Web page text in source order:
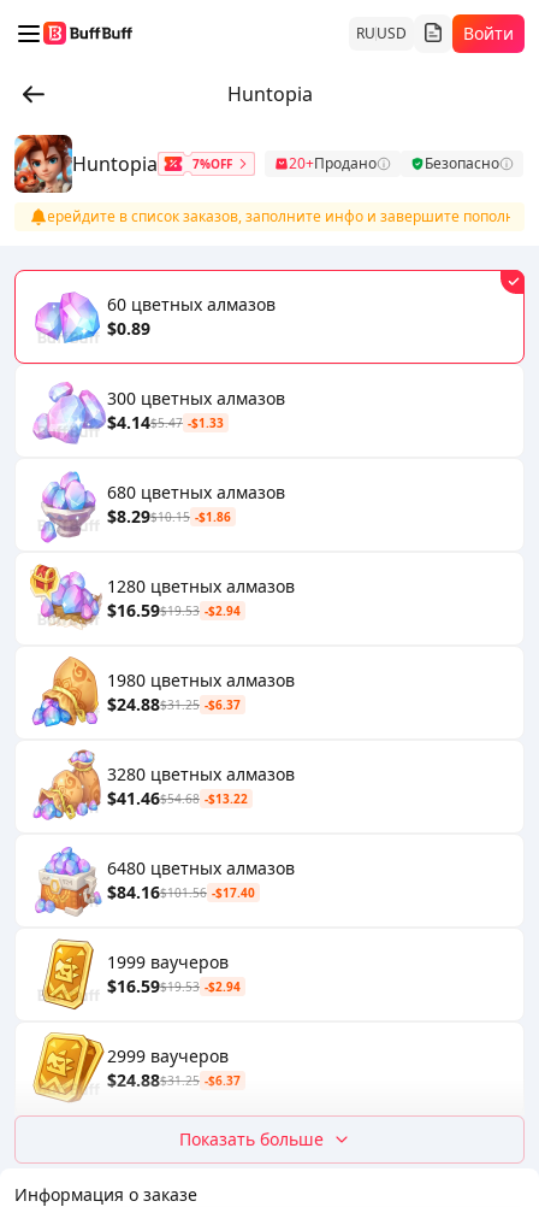
RUUSD Войти
Huntopia
Информация о заказе
Huntopia 7%OFF 20+Продано Безопасно
перейдите в список заказов, заполните инфо и завершите пополнение
60 цветных алмазов
$0.89
300 цветных алмазов
$4.14$5.47 -$1.33
680 цветных алмазов
$8.29$10.15 -$1.86
1280 цветных алмазов
$16.59$19.53 -$2.94
1980 цветных алмазов
$24.88$31.25 -$6.37
3280 цветных алмазов
$41.46$54.68 -$13.22
6480 цветных алмазов
$84.16$101.56 -$17.40
1999 ваучеров
$16.59$19.53 -$2.94
2999 ваучеров
$24.88$31.25 -$6.37
Показать больше